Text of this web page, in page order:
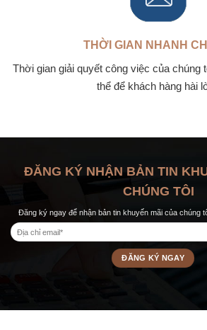
THỜI GIAN NHANH
Thời gian giải quyết công việc của chúng
thể để khách hàng hài
ĐĂNG KÝ NHẬN BẢN TIN
CHÚNG TÔI
Đăng ký ngay để nhận bản tin khuyến mãi của chúng